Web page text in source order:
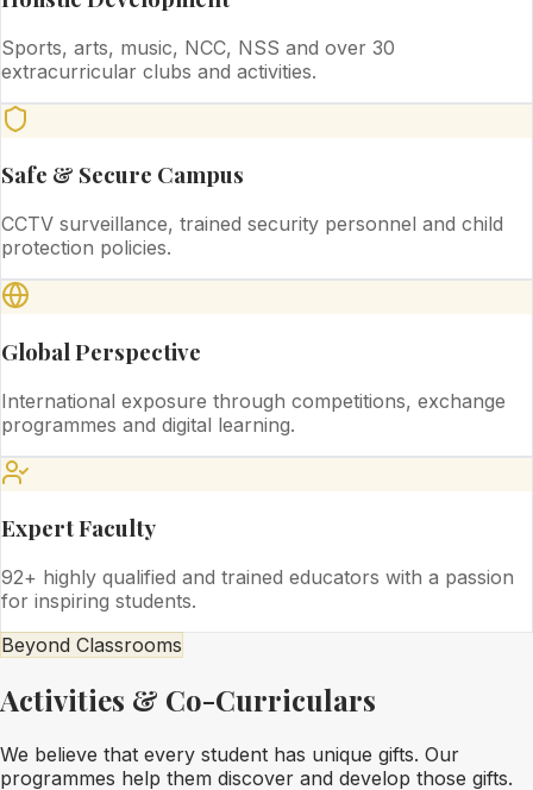
Sports, arts, music, NCC, NSS and over 30
extracurricular clubs and activities.
Safe & Secure Campus
CCTV surveillance, trained security personnel and child
protection policies.
Global Perspective
International exposure through competitions, exchange
programmes and digital learning.
Expert Faculty
92+ highly qualified and trained educators with a passion
for inspiring students.
Beyond Classrooms
Activities & Co-Curriculars
We believe that every student has unique gifts. Our
programmes help them discover and develop those gifts.